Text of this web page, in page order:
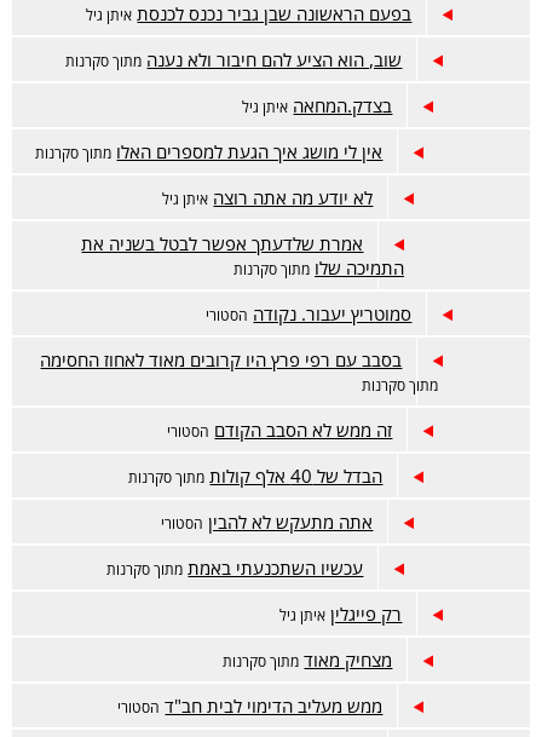
בפעם הראשונה שבן גביר נכנס לכנסת איתן גיל
שוב, הוא הציע להם חיבור ולא נענה מתוך סקרנות
בצדק.המחאה איתן גיל
אין לי מושג איך הגעת למספרים האלו מתוך סקרנות
לא יודע מה אתה רוצה איתן גיל
אמרת שלדעתך אפשר לבטל בשניה את
התמיכה שלו מתוך סקרנות
סמוטריץ יעבור. נקודה הסטורי
בסבב עם רפי פרץ היו קרובים מאוד לאחוז החסימה
מתוך סקרנות
זה ממש לא הסבב הקודם הסטורי
הבדל של 40 אלף קולות מתוך סקרנות
אתה מתעקש לא להבין הסטורי
עכשיו השתכנעתי באמת מתוך סקרנות
רק פייגלין איתן גיל
מצחיק מאוד מתוך סקרנות
ממש מעליב הדימוי לבית חב"ד הסטורי